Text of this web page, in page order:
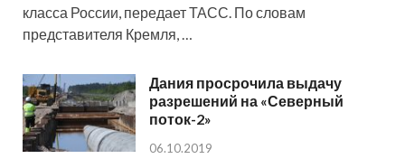
класса России, передает ТАСС. По словам
представителя Кремля, …
Дания просрочила выдачу
разрешений на «Северный
поток-2»
06.10.2019